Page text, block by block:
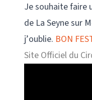
Je souhaite faire
de La Seyne sur
j’oublie. BON
Site Officiel du